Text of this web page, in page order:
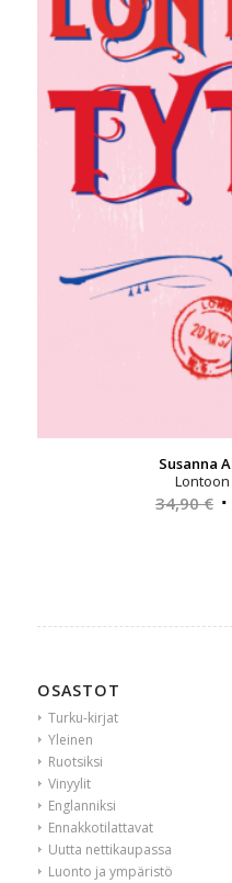
Susanna
34,90€
OSASTOT
Turku-kirjat
Yleinen
Ruotsiksi
Vinyylit
Englanniksi
Ennakkotilattavat
Uutta nettikaupassa
Luonto ja ympäristö